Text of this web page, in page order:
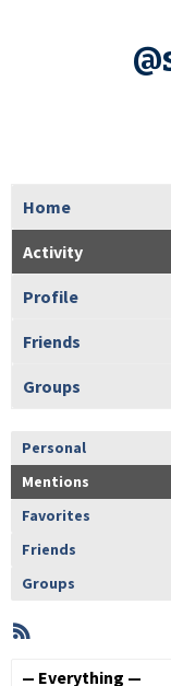
Home
Activity
Profile
Friends
Groups
Personal
Mentions
Favorites
Friends
Groups
Member